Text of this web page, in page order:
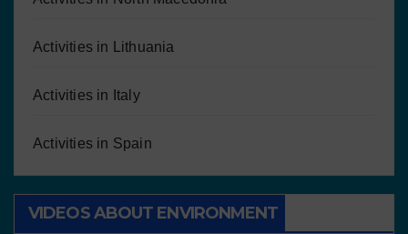
Activities in Lithuania
Activities in Italy
Activities in Spain
VIDEOS ABOUT ENVIRONMENT